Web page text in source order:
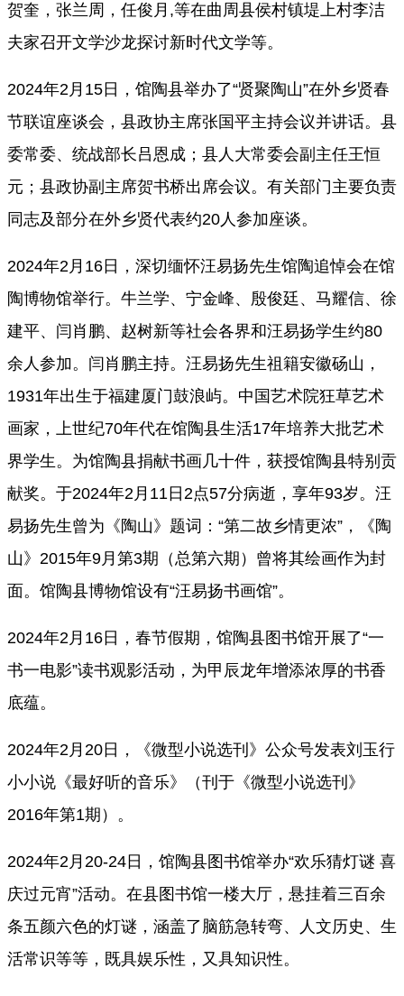
贺奎，张兰周，任俊月,等在曲周县侯村镇堤上村李洁
夫家召开文学沙龙探讨新时代文学等。
2024年2月15日，馆陶县举办了“贤聚陶山”在外乡贤春
节联谊座谈会，县政协主席张国平主持会议并讲话。县
委常委、统战部长吕恩成；县人大常委会副主任王恒
元；县政协副主席贺书桥出席会议。有关部门主要负责
同志及部分在外乡贤代表约20人参加座谈。
2024年2月16日，深切缅怀汪易扬先生馆陶追悼会在馆
陶博物馆举行。牛兰学、宁金峰、殷俊廷、马耀信、徐
建平、闫肖鹏、赵树新等社会各界和汪易扬学生约80
余人参加。闫肖鹏主持。汪易扬先生祖籍安徽砀山，
1931年出生于福建厦门鼓浪屿。中国艺术院狂草艺术
画家，上世纪70年代在馆陶县生活17年培养大批艺术
界学生。为馆陶县捐献书画几十件，获授馆陶县特别贡
献奖。于2024年2月11日2点57分病逝，享年93岁。汪
易扬先生曾为《陶山》题词：“第二故乡情更浓”，《陶
山》2015年9月第3期（总第六期）曾将其绘画作为封
面。馆陶县博物馆设有“汪易扬书画馆”。
2024年2月16日， 春节假期，馆陶县图书馆开展了“一
书一电影”读书观影活动，为甲辰龙年增添浓厚的书香
底蕴。
2024年2月20日，《微型小说选刊》公众号发表刘玉行
小小说《最好听的音乐》（刊于《微型小说选刊》
2016年第1期 ）。
2024年2月20-24日， 馆陶县图书馆举办“欢乐猜灯谜 喜
庆过元宵”活动。在县图书馆一楼大厅，悬挂着三百余
条五颜六色的灯谜，涵盖了脑筋急转弯、人文历史、生
活常识等等，既具娱乐性，又具知识性。